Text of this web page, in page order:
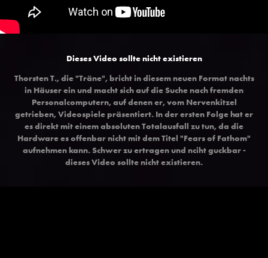
Dieses Video sollte nicht existieren
Thorsten T., die "Träne", bricht in diesem neuen Format nachts
in Häuser ein und macht sich auf die Suche nach fremden
Personalcomputern, auf denen er, vom Nervenkitzel
getrieben, Videospiele präsentiert. In der ersten Folge hat er
es direkt mit einem absoluten Totalausfall zu tun, da die
Hardware es offenbar nicht mit dem Titel "Fears of Fathom"
aufnehmen kann. Schwer zu ertragen und nciht guckbar -
dieses Video sollte nicht existieren.